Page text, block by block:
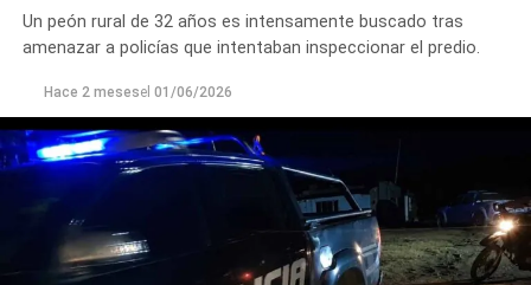
Un peón rural de 32 años es intensamente buscado tras
amenazar a policías que intentaban inspeccionar el predio.
Hace 2 mesesel 01/06/2026